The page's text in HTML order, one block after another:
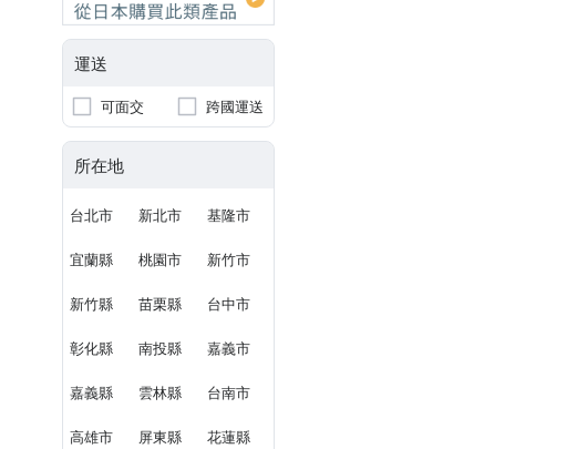
運送
可面交 跨國運送
所在地
台北市 新北市 基隆市
宜蘭縣 桃園市 新竹市
新竹縣 苗栗縣 台中市
彰化縣 南投縣 嘉義市
嘉義縣 雲林縣 台南市
高雄市 屏東縣 花蓮縣